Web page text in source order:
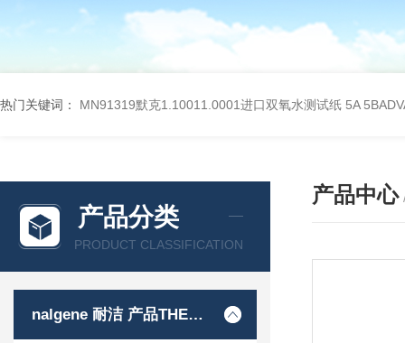
热门关键词： MN91319默克1.10011.0001进口双氧水测试纸 5A
产品分类
PRODUCT CLASSIFICATION
nalgene 耐洁 产品THERMO 赛默飞
产品中心